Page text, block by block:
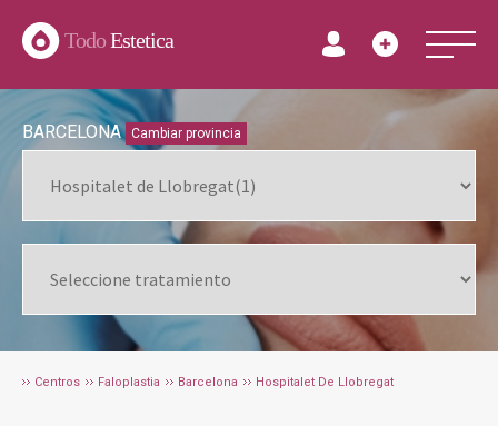
TodoEstetica
BARCELONA Cambiar provincia
Centros Faloplastia Barcelona Hospitalet De Llobregat